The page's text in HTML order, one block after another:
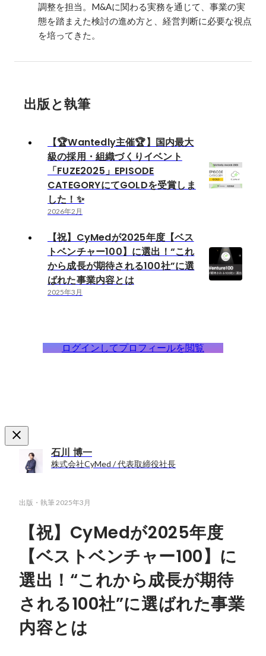
調整を担当。M&Aに関わる実務を通じて、事業の実
態を踏まえた検討の進め方と、経営判断に必要な視点
を培ってきた。
出版と執筆
【🏆Wantedly主催🏆】国内最大
級の採用・組織づくりイベント
「FUZE2025」EPISODE
CATEGORYにてGOLDを受賞しま
した！✨
2026年2月
【祝】CyMedが2025年度【ベス
トベンチャー100】に選出！“これ
から成長が期待される100社”に選
ばれた事業内容とは
2025年3月
ログインしてプロフィールを閲覧
石川 博一
株式会社CyMed / 代表取締役社長
出版・執筆 2025年3月
【祝】CyMedが2025年度
【ベストベンチャー100】に
選出！“これから成長が期待
される100社”に選ばれた事業
内容とは